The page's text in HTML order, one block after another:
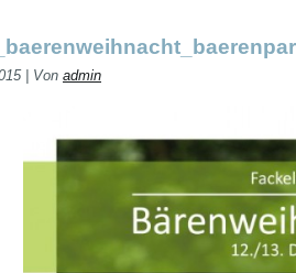
| Von admin